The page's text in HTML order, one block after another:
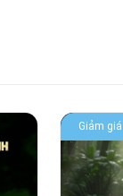
Giảm giá